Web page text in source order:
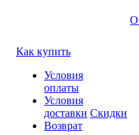
Как купить
Условия
оплаты
Условия
доставки
Возврат
Скидки
О